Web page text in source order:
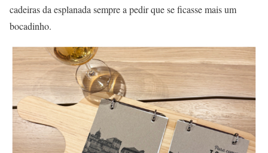
cadeiras da esplanada sempre a pedir que se ficasse mais um
bocadinho.